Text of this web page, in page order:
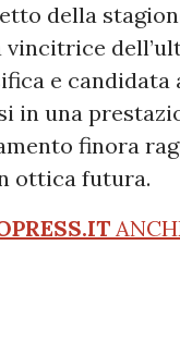
della
e
in una
finora
ottica futura.